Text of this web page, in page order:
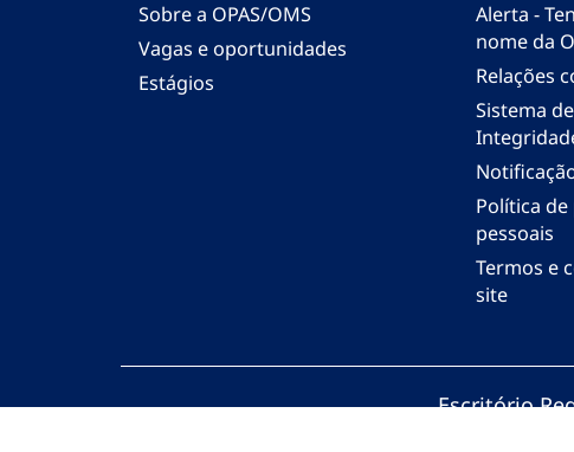
Sobre a OPAS/OMS
Vagas e oportunidades
Estágios
Alerta -
nome da
Relações
Sistema
Política
pessoais
Termos e
site
Escritório